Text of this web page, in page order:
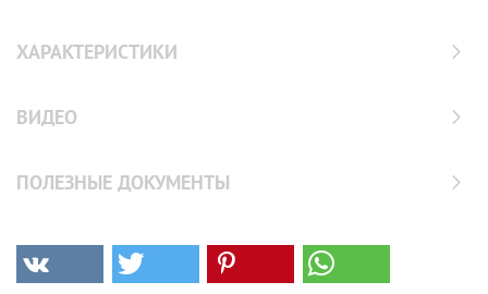
ХАРАКТЕРИСТИКИ
ВИДЕО
ПОЛЕЗНЫЕ ДОКУМЕНТЫ